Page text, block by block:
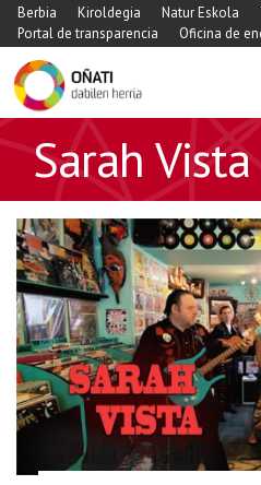
Berbia Kiroldegia Natur Eskola
Portal de transparencia
Oficina de
https://www.xn-
gqa.eus/es/agenda/sarah-
vista-
en-
directo
Sarah
Vista
en
directo
11-
Sarah